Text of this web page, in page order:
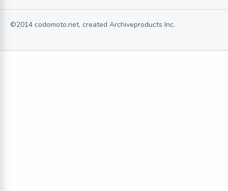
©2014 codomoto.net, created Archiveproducts Inc.